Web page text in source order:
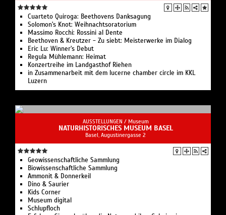
Cuarteto Quiroga: Beethovens Danksagung
Solomon's Knot: Weihnachtsoratorium
Massimo Rocchi: Rossini al Dente
Beethoven & Kreutzer - Zu siebt: Meisterwerke im Dialog
Eric Lu: Winner's Debut
Regula Mühlemann: Heimat
Konzertreihe im Landgasthof Riehen
in Zusammenarbeit mit dem lucerne chamber circle im KKL
Luzern
AUSSTELLUNGEN / Museum
NATURHISTORISCHES MUSEUM BASEL
Basel, Augustinergasse 2
Geowissenschaftliche Sammlung
Biowissenschaftliche Sammlung
Ammonit & Donnerkeil
Dino & Saurier
Kids Corner
Museum digital
Schlupfloch